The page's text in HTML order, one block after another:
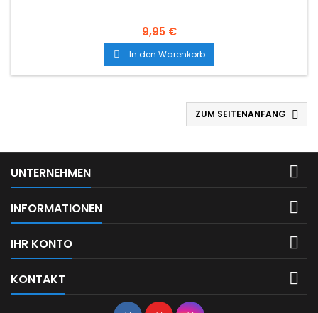
9,95 €
 In den Warenkorb
ZUM SEITENANFANG 
UNTERNEHMEN 
INFORMATIONEN 
IHR KONTO 
KONTAKT 